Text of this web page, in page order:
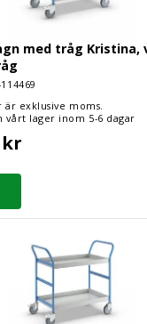
med tråg Kristina,
114469
är exklusive moms.
vårt lager inom 5-6 dagar
kr
Bordsvagn med tråg